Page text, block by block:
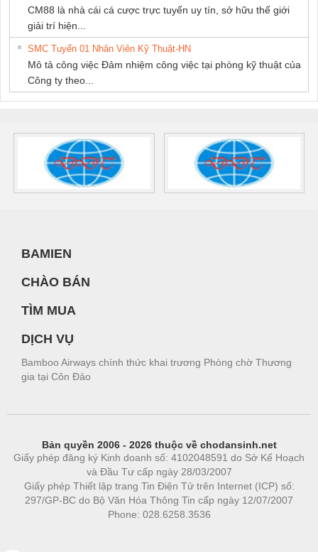
CM88 là nhà cái cá cược trực tuyến uy tín, sở hữu thế giới
giải trí hiện...
SMC Tuyển 01 Nhân Viên Kỹ Thuật-HN
Mô tả công việc Đảm nhiệm công việc tại phòng kỹ thuật của
Công ty theo...
BAMIEN
CHÀO BÁN
TÌM MUA
DỊCH VỤ
Bamboo Airways chính thức khai trương Phòng chờ Thương
gia tại Côn Đảo
Bản quyền 2006 - 2026 thuộc về chodansinh.net
Giấy phép đăng ký Kinh doanh số: 4102048591 do Sở Kế Hoạch
và Đầu Tư cấp ngày 28/03/2007
Giấy phép Thiết lập trang Tin Điện Tử trên Internet (ICP) số:
297/GP-BC do Bộ Văn Hóa Thông Tin cấp ngày 12/07/2007
Phone: 028.6258.3536